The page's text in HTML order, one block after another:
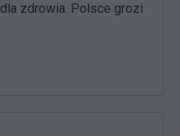
zdrowia. Polsce grozi